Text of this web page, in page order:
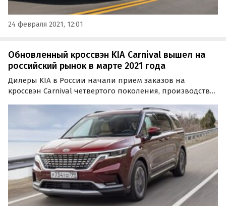
24 февраля 2021, 12:01
Обновленный кроссвэн KIA Carnival вышел на
российский рынок в марте 2021 года
Дилеры KIA в России начали прием заказов на
кроссвэн Carnival четвертого поколения, производство